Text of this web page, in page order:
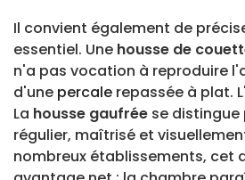
Il convient également de
essentiel. Une housse de
n'a pas vocation à reproduire
d'une percale repassée à plat.
La housse gaufrée se distingue
régulier, maîtrisé et
nombreux établissements, cet